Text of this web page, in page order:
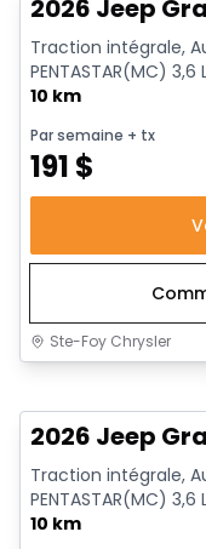
2026 Jeep
Traction intégrale,
PENTASTAR(MC) 3,6
10 km
Par semaine + tx
191 $
Ste-Foy Chrysler
2026 Jeep
Traction intégrale,
PENTASTAR(MC) 3,6
10 km